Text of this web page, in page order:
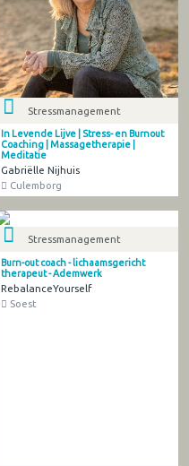
Stressmanagement
In Levende Lijve | Stress- en Burnout
Coaching | Massagetherapie |
Meditatie
Gabriëlle Nijhuis
Culemborg
Stressmanagement
Burn-out coach - lichaamsgericht
therapeut - Ademwerk
RebalanceYourself
Soest